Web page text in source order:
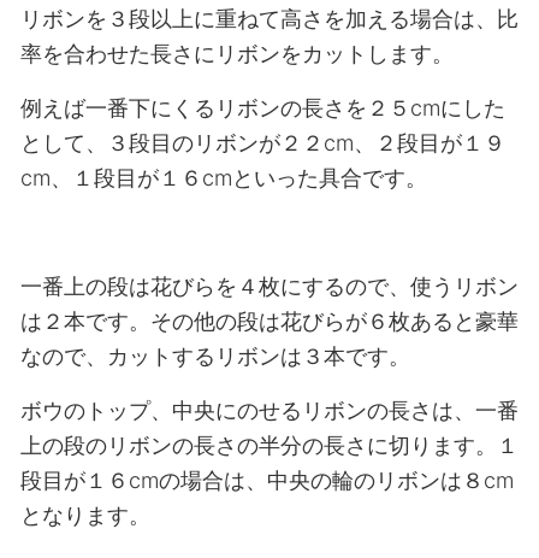
リボンを３段以上に重ねて高さを加える場合は、比
率を合わせた長さにリボンをカットします。
例えば一番下にくるリボンの長さを２５cmにした
として、３段目のリボンが２２cm、２段目が１９
cm、１段目が１６cmといった具合です。
一番上の段は花びらを４枚にするので、使うリボン
は２本です。その他の段は花びらが６枚あると豪華
なので、カットするリボンは３本です。
ボウのトップ、中央にのせるリボンの長さは、一番
上の段のリボンの長さの半分の長さに切ります。１
段目が１６cmの場合は、中央の輪のリボンは８cm
となります。